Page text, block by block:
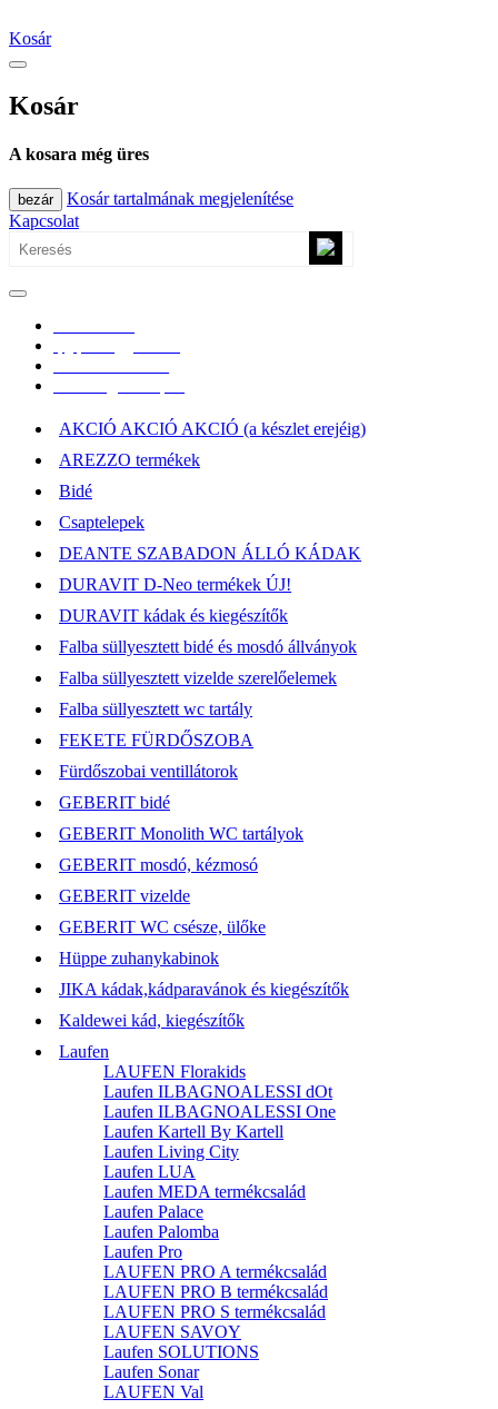
Kosár
Kosár
A kosara még üres
bezár
Kosár tartalmának megjelenítése
Kapcsolat
AKCIÓ AKCIÓ AKCIÓ (a készlet erejéig)
AREZZO termékek
Bidé
Csaptelepek
DEANTE SZABADON ÁLLÓ KÁDAK
DURAVIT D-Neo termékek ÚJ!
DURAVIT kádak és kiegészítők
Falba süllyesztett bidé és mosdó állványok
Falba süllyesztett vizelde szerelőelemek
Falba süllyesztett wc tartály
FEKETE FÜRDŐSZOBA
Fürdőszobai ventillátorok
GEBERIT bidé
GEBERIT Monolith WC tartályok
GEBERIT mosdó, kézmosó
GEBERIT vizelde
GEBERIT WC csésze, ülőke
Hüppe zuhanykabinok
JIKA kádak,kádparavánok és kiegészítők
Kaldewei kád, kiegészítők
Laufen
LAUFEN Florakids
Laufen ILBAGNOALESSI dOt
Laufen ILBAGNOALESSI One
Laufen Kartell By Kartell
Laufen Living City
Laufen LUA
Laufen MEDA termékcsalád
Laufen Palace
Laufen Palomba
Laufen Pro
LAUFEN PRO A termékcsalád
LAUFEN PRO B termékcsalád
LAUFEN PRO S termékcsalád
LAUFEN SAVOY
Laufen SOLUTIONS
Laufen Sonar
LAUFEN Val